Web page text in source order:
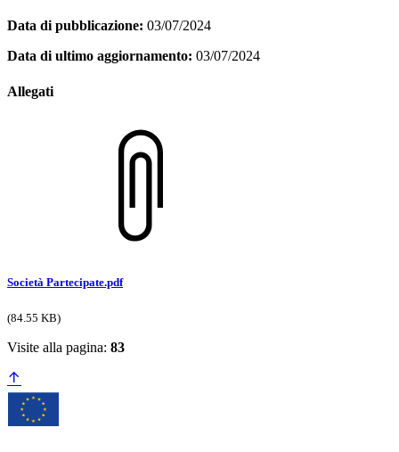
Data di pubblicazione: 03/07/2024
Data di ultimo aggiornamento: 03/07/2024
Allegati
Società Partecipate.pdf
(84.55 KB)
Visite alla pagina: 83